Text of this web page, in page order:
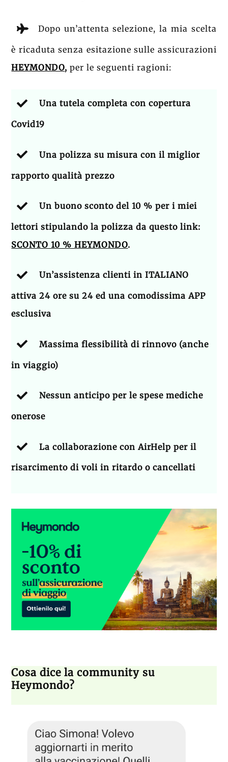
Dopo un’attenta selezione, la mia scelta
è ricaduta senza esitazione sulle assicurazioni
HEYMONDO, per le seguenti ragioni:
Una tutela completa con copertura
Covid19
Una polizza su misura con il miglior
rapporto qualità prezzo
Un buono sconto del 10 % per i miei
lettori stipulando la polizza da questo link:
SCONTO 10 % HEYMONDO.
Un’assistenza clienti in ITALIANO
attiva 24 ore su 24 ed una comodissima APP
esclusiva
Massima flessibilità di rinnovo (anche
in viaggio)
Nessun anticipo per le spese mediche
onerose
La collaborazione con AirHelp per il
risarcimento di voli in ritardo o cancellati
Cosa dice la community su
Heymondo?